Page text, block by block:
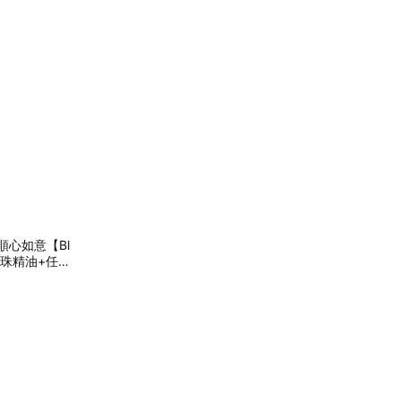
心如意【Bl
精油+任選